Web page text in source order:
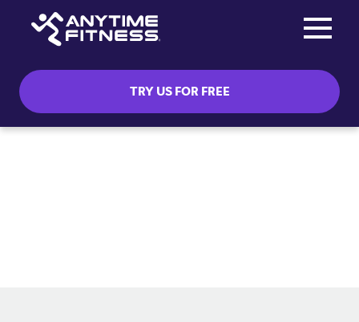
TRY US FOR FREE